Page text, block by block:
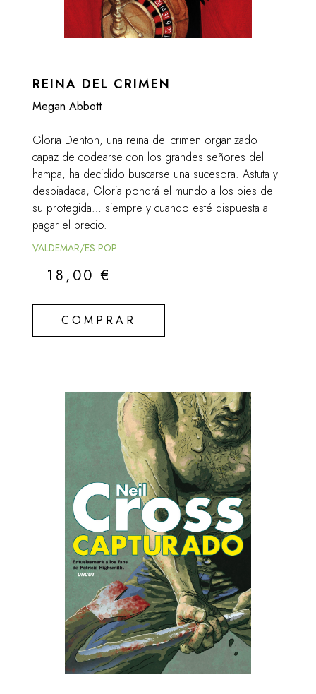
REINA DEL CRIMEN
Megan Abbott
Gloria Denton, una reina del crimen organizado
capaz de codearse con los grandes señores del
hampa, ha decidido buscarse una sucesora. Astuta y
despiadada, Gloria pondrá el mundo a los pies de
su protegida… siempre y cuando esté dispuesta a
pagar el precio.
VALDEMAR/ES POP
18,00€
COMPRAR